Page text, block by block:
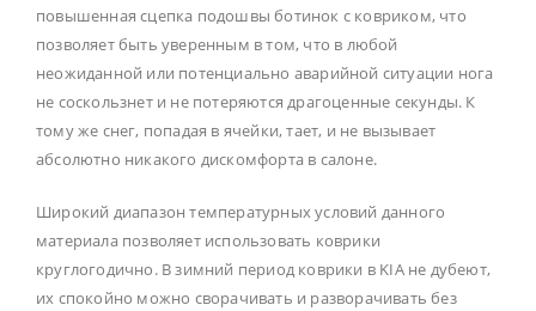
повышенная сцепка подошвы ботинок с ковриком, что
позволяет быть уверенным в том, что в любой
неожиданной или потенциально аварийной ситуации нога
не соскользнет и не потеряются драгоценные секунды. К
тому же снег, попадая в ячейки, тает, и не вызывает
абсолютно никакого дискомфорта в салоне.
Широкий диапазон температурных условий данного
материала позволяет использовать коврики
круглогодично. В зимний период коврики в KIA не дубеют,
их спокойно можно сворачивать и разворачивать без